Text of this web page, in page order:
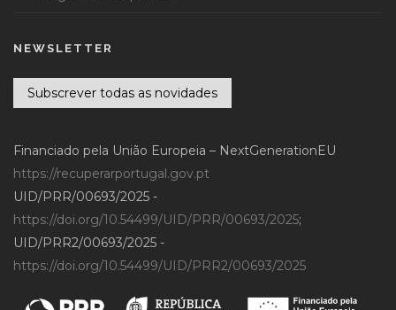
NEWSLETTER
Subscrever todas as novidades
Financiado pela União Europeia – NextGenerationEU
https://recuperarportugal.gov.pt
UID/PRR/00693/2025 -
https://doi.org/10.54499/UID/PRR/00693/2025;
UID/PRR2/00693/2025 -
https://doi.org/10.54499/UID/PRR2/00693/2025